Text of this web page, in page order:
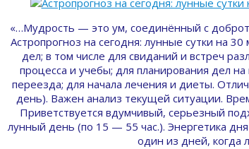
«…Мyдрость — это ум, соединённый с
Астропрогноз на сегодня: лунные сутки на
дел; в том числе для свиданий и встреч
процесса и учебы; для планирования дел
переезда; для начала лечения и диеты.
день). Важен анализ текущей ситуации.
Приветствуется вдумчивый, серьезный
лунный день (по 15 — 55 час.). Энергетика
один из дней, когда